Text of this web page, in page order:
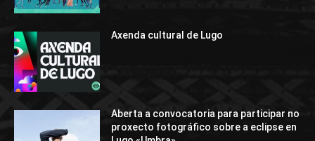
Axenda cultural de Lugo
Aberta a convocatoria para participar no
proxecto fotográfico sobre a eclipse en